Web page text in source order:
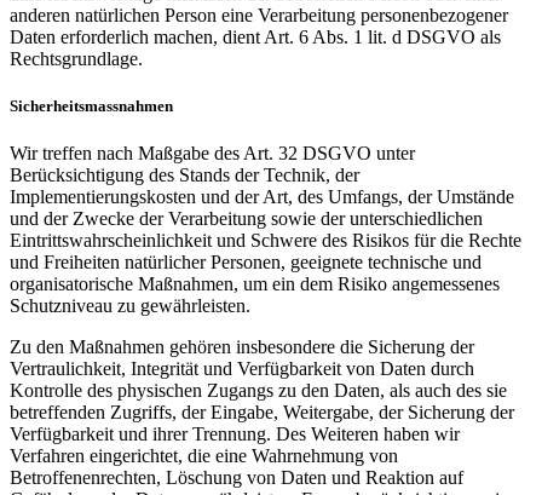
anderen natürlichen Person eine Verarbeitung personenbezogener
Daten erforderlich machen, dient Art. 6 Abs. 1 lit. d DSGVO als
Rechtsgrundlage.
Sicherheitsmassnahmen
Wir treffen nach Maßgabe des Art. 32 DSGVO unter
Berücksichtigung des Stands der Technik, der
Implementierungskosten und der Art, des Umfangs, der Umstände
und der Zwecke der Verarbeitung sowie der unterschiedlichen
Eintrittswahrscheinlichkeit und Schwere des Risikos für die Rechte
und Freiheiten natürlicher Personen, geeignete technische und
organisatorische Maßnahmen, um ein dem Risiko angemessenes
Schutzniveau zu gewährleisten.
Zu den Maßnahmen gehören insbesondere die Sicherung der
Vertraulichkeit, Integrität und Verfügbarkeit von Daten durch
Kontrolle des physischen Zugangs zu den Daten, als auch des sie
betreffenden Zugriffs, der Eingabe, Weitergabe, der Sicherung der
Verfügbarkeit und ihrer Trennung. Des Weiteren haben wir
Verfahren eingerichtet, die eine Wahrnehmung von
Betroffenenrechten, Löschung von Daten und Reaktion auf